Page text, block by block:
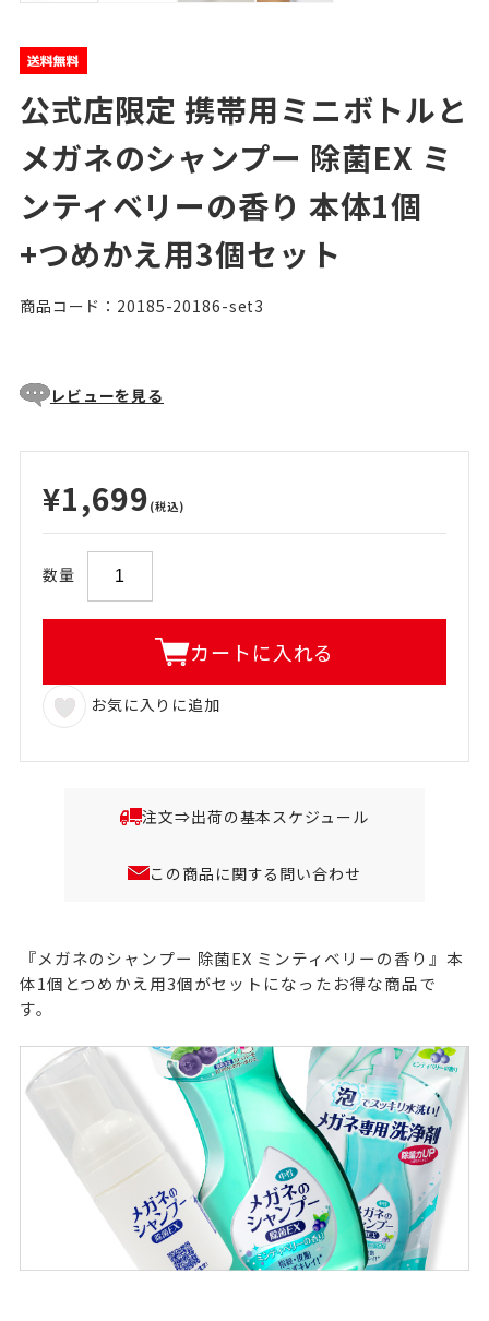
公式店限定 携帯用ミニボトルと
メガネのシャンプー 除菌EX ミ
ンティベリーの香り 本体1個
+つめかえ用3個セット
商品コード：20185-20186-set3
レビューを見る
¥1,699 (税込)
数量
カートに入れる
お気に入りに追加
注文⇒出荷の基本スケジュール
この商品に関する問い合わせ
『メガネのシャンプー 除菌EX ミンティベリーの香り』本
体1個とつめかえ用3個がセットになったお得な商品で
す。